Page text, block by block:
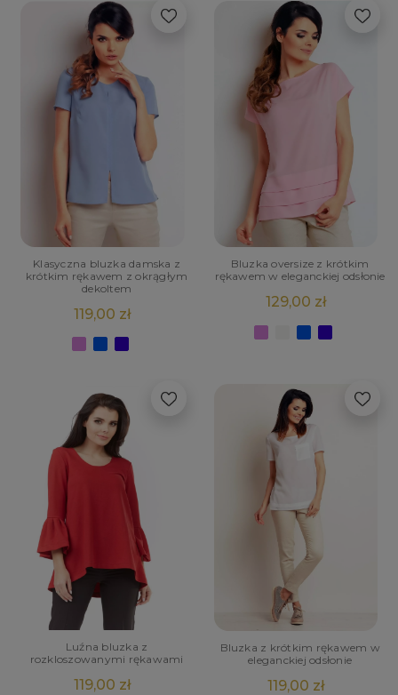
Klasyczna bluzka damska z
krótkim rękawem z okrągłym
dekoltem
119,00 zł
Bluzka oversize z krótkim
rękawem w eleganckiej odsłonie
129,00 zł
Luźna bluzka z
rozkloszowanymi rękawami
119,00 zł
Bluzka z krótkim rękawem w
eleganckiej odsłonie
119,00 zł